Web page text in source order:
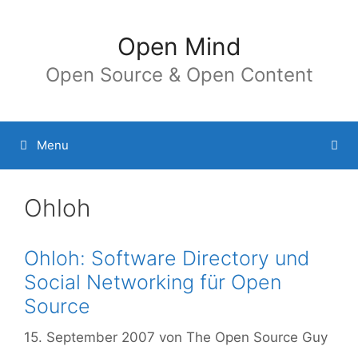
Open Mind
Open Source & Open Content
Menu
Ohloh
Ohloh: Software Directory und
Social Networking für Open
Source
15. September 2007 von The Open Source Guy